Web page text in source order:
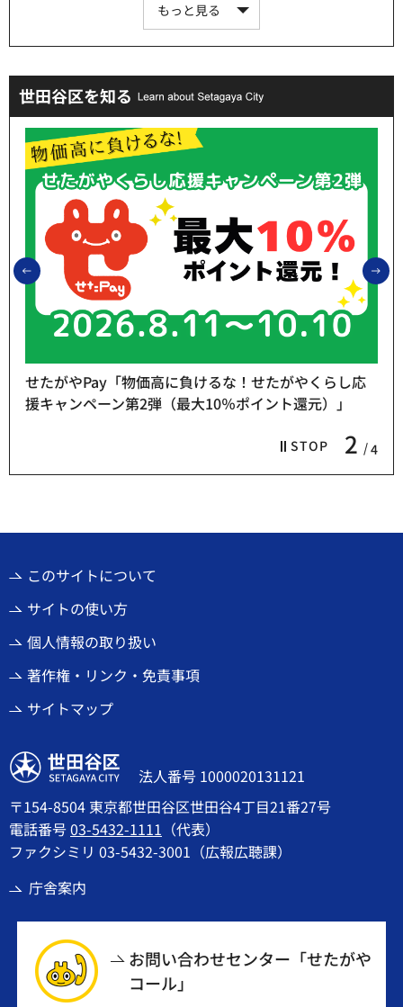
もっと見る
世田谷区を知る
前のスライドを表示
STOP 2 4
せたがやPay「物価高に負けるな！せたがやくらし応
援キャンペーン第2弾（最大10％ポイント還元）」
このサイトについて
サイトの使い方
個人情報の取り扱い
著作権・リンク・免責事項
サイトマップ
世田谷区
法人番号 1000020131121
〒154-8504 東京都世田谷区世田谷4丁目21番27号
電話番号03-5432-1111 （代表）
ファクシミリ 03-5432-3001（広報広聴課）
庁舎案内
お問い合わせセンター「せたがや
コール」